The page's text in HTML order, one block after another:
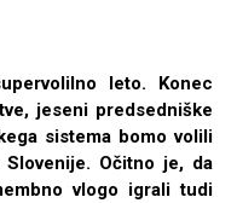
leto. Konec
jeseni predsedniške
sistema bomo volili
Očitno je, da
vlogo igrali tudi